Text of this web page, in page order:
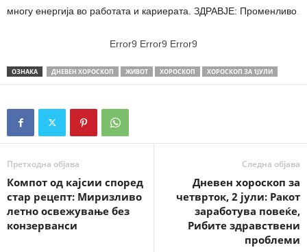
многу енергија во работата и кариерата. ЗДРАВЈЕ: Променливо.
Error9 Error9 Error9
ОЗНАКА ДНЕВЕН ХОРОСКОП ЖИВОТ ХОРОСКОП ХОРОСКОП ЗА 1ЈУЛИ
Претходна објава
Компот од кајсии според
стар рецепт: Миризливо
летно освежување без
конзерванси
Следна објава
Дневен хороскоп за
четврток, 2 јули: Ракот
заработува повеќе,
Рибите здравствени
проблеми